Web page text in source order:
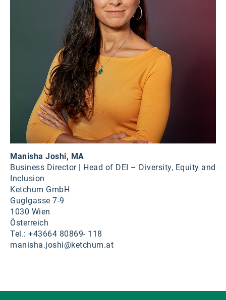
Manisha Joshi, MA
Business Director | Head of DEI – Diversity, Equity and
Inclusion
Ketchum GmbH
Guglgasse 7-9
1030 Wien
Österreich
Tel.: +43664 80869- 118
manisha.joshi@ketchum.at